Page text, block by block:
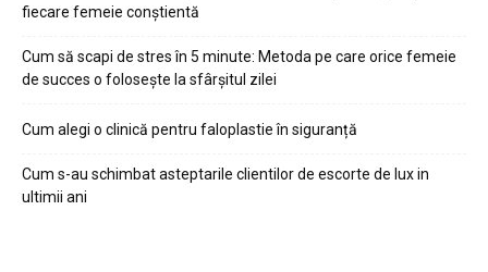
fiecare femeie conștientă
Cum să scapi de stres în 5 minute: Metoda pe care orice femeie
de succes o folosește la sfârșitul zilei
Cum alegi o clinică pentru faloplastie în siguranță
Cum s-au schimbat asteptarile clientilor de escorte de lux in
ultimii ani